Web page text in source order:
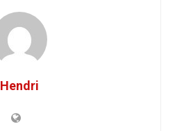
Hendri